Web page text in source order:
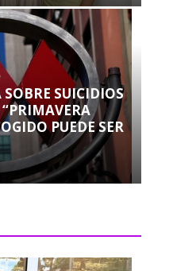
SUICIDIOS
PUEDE SER